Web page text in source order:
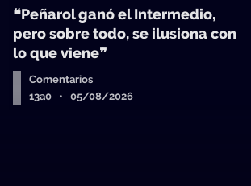
❝Peñarol ganó el Intermedio,
pero sobre todo, se ilusiona con
lo que viene❞
Comentarios
13a0 • 05/08/2026